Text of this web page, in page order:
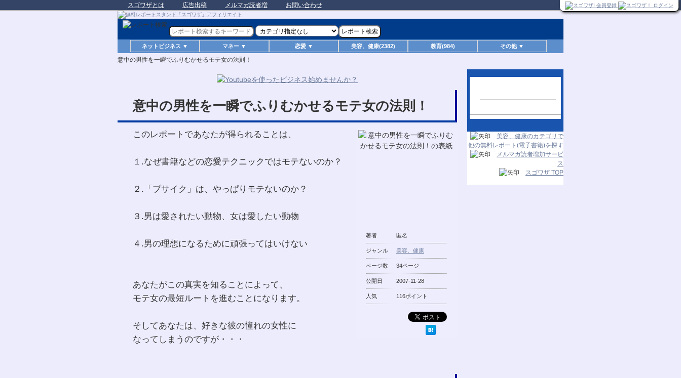
スゴワザとは 広告出稿 メルマガ読者増 お問い合わせ
ネットビジネス ▼ マネー ▼ 恋愛 ▼ 美容、健康(2382) 教育(984) その他 ▼
意中の男性を一瞬でふりむかせるモテ女の法則！
意中の男性を一瞬でふりむかせるモテ女の法則！
著者 匿名
ジャンル 美容、健康
ページ数 34ページ
公開日 2007-11-28
人気 116ポイント
このレポートであなたが得られることは、
１.なぜ書籍などの恋愛テクニックではモテないのか？
２.「ブサイク」は、やっぱりモテないのか？
３.男は愛されたい動物、女は愛したい動物
４.男の理想になるために頑張ってはいけない
あなたがこの真実を知ることによって、
モテ女の最短ルートを進むことになります。
そしてあなたは、好きな彼の憧れの女性に
なってしまうのですが・・・
美容、健康のカテゴリで
他の無料レポート(電子書籍)を探す
メルマガ読者増加サービ
ス
スゴワザ TOP